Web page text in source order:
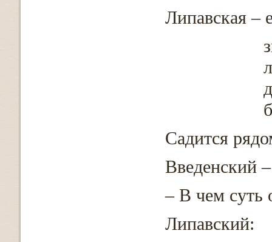
Липавская –
Садится
Введенский
– В чем суть
Липавский: